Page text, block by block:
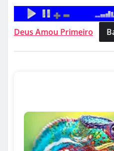
Deus Amou Primeiro